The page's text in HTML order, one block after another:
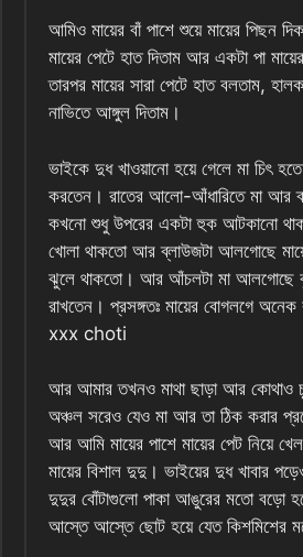
আমিও মায়ের বাঁ পাশে শুয়ে মায়ের পিছন
মায়ের পেটে হাত দিতাম আর একটা পা
তারপর মায়ের সারা পেটে হাত বলতাম,
নাভিতে আঙ্গুল দিতাম।
ভাইকে দুধ খাওয়ানো হয়ে গেলে মা চিৎ হতে
করতেন। রাতের আলো-আঁধারিতে মা আর
কখনো শুধু উপরের একটা হুক আটকানো
খোলা থাকতো আর ব্লাউজটা আলগোছে
ঝুলে থাকতো। আর আঁচলটা মা আলগোছে
রাখতেন। প্রসঙ্গতঃ মায়ের বোগলগে
xxx choti
আর আমার তখনও মাথা ছাড়া আর কোথাও
অঞ্চল সরেও যেও মা আর তা ঠিক করার
আর আমি মায়ের পাশে মায়ের পেট নিয়ে
মায়ের বিশাল দুদু। ভাইয়ের দুধ খাবার
দুদুর বোঁটাগুলো পাকা আঙুরের মতো বড়ো
আস্তে আস্তে ছোট হয়ে যেত কিশমিশের